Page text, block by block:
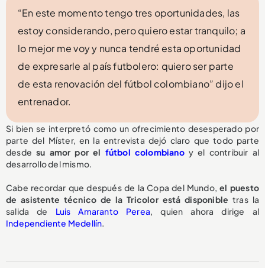
“En este momento tengo tres oportunidades, las
estoy considerando, pero quiero estar tranquilo; a
lo mejor me voy y nunca tendré esta oportunidad
de expresarle al país futbolero: quiero ser parte
de esta renovación del fútbol colombiano” dijo el
entrenador.
Si bien se interpretó como un ofrecimiento desesperado por
parte del Míster, en la entrevista dejó claro que todo parte
desdesu amor por el fútbol colombianoy el contribuir al
desarrollo del mismo.
Cabe recordar que después de la Copa del Mundo,el puesto
de asistente técnico de la Tricolorestá disponible tras la
salida de Luis Amaranto Perea, quien ahora dirige al
Independiente Medellín.